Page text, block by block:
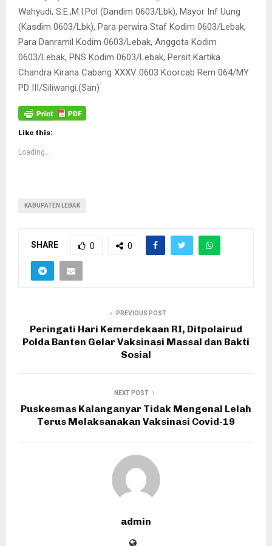
Wahyudi, S.E.,M.I.Pol (Dandim 0603/Lbk), Mayor Inf Uung
(Kasdim 0603/Lbk), Para perwira Staf Kodim 0603/Lebak,
Para Danramil Kodim 0603/Lebak, Anggota Kodim
0603/Lebak, PNS Kodim 0603/Lebak, Persit Kartika
Chandra Kirana Cabang XXXV 0603 Koorcab Rem 064/MY
PD III/Siliwangi.(San)
Like this:
Loading...
KABUPATEN LEBAK
SHARE 0 0
PREVIOUS POST
Peringati Hari Kemerdekaan RI, Ditpolairud
Polda Banten Gelar Vaksinasi Massal dan Bakti
Sosial
NEXT POST
Puskesmas Kalanganyar Tidak Mengenal Lelah
Terus Melaksanakan Vaksinasi Covid-19
admin